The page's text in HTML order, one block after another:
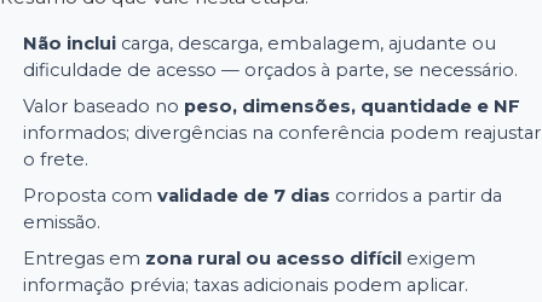
Não inclui carga, descarga, embalagem, ajudante ou
dificuldade de acesso — orçados à parte, se necessário.
Valor baseado no peso, dimensões, quantidade e NF
informados; divergências na conferência podem reajustar
o frete.
Proposta comvalidade de 7 dias corridos a partir da
emissão.
Entregas em zona rural ou acesso difícil exigem
informação prévia; taxas adicionais podem aplicar.